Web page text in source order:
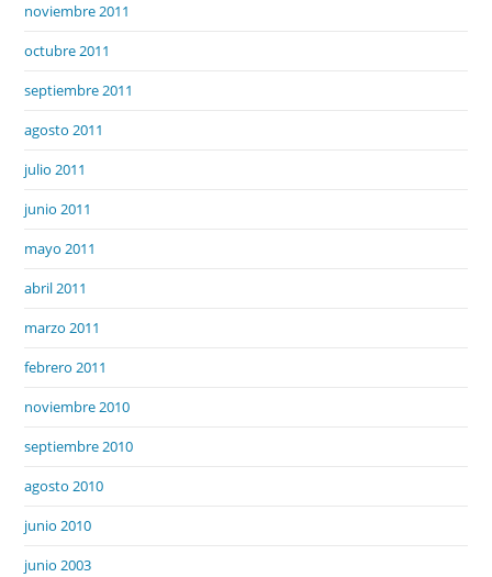
noviembre 2011
octubre 2011
septiembre 2011
agosto 2011
julio 2011
junio 2011
mayo 2011
abril 2011
marzo 2011
febrero 2011
noviembre 2010
septiembre 2010
agosto 2010
junio 2010
junio 2003